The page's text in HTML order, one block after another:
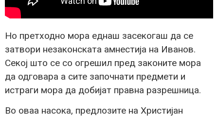
Но претходно мора еднаш засекогаш да се
затвори незаконската амнестија на Иванов.
Секој што се со огрешил пред законите мора
да одговара а сите започнати предмети и
истраги мора да добијат правна разрешница.
Во оваа насока, предлозите на Христијан